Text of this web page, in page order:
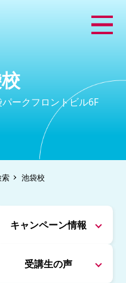
ークフロントビル6F
索 池袋校
キャンペーン情報
受講生の声